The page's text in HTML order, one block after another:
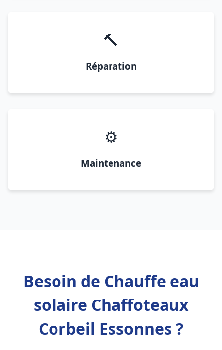
🔨
Réparation
⚙️
Maintenance
Besoin de Chauffe eau
solaire Chaffoteaux
Corbeil Essonnes ?